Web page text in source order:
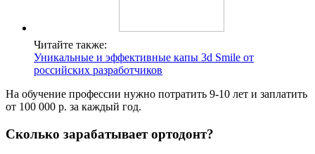
Читайте также:
Уникальные и эффективные капы 3d Smile от
российских разработчиков
На обучение профессии нужно потратить 9-10 лет и заплатить
от 100 000 р. за каждый год.
Сколько зарабатывает ортодонт?